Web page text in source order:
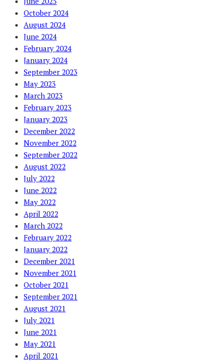
October 2024
August 2024
June 2024
February 2024
January 2024
September 2023
May 2023
March 2023
February 2023
January 2023
December 2022
November 2022
September 2022
August 2022
July 2022
June 2022
May 2022
April 2022
March 2022
February 2022
January 2022
December 2021
November 2021
October 2021
September 2021
August 2021
July 2021
June 2021
May 2021
April 2021